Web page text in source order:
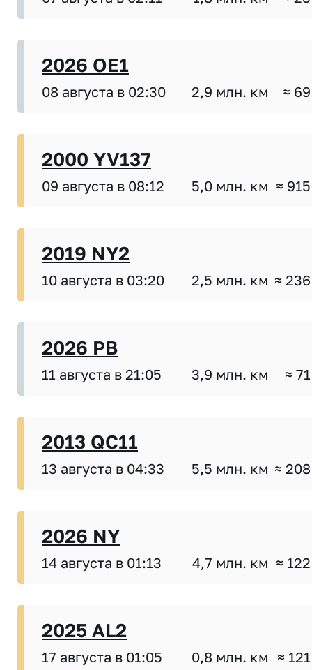
2026 OE1
08 августа в 02:30 2,9 млн. км ≈
2000 YV137
09 августа в 08:12 5,0 млн. км ≈
2019 NY2
10 августа в 03:20 2,5 млн. км ≈
2026 PB
11 августа в 21:05 3,9 млн. км ≈
2013 QC11
13 августа в 04:33 5,5 млн. км ≈
2026 NY
14 августа в 01:13 4,7 млн. км ≈
2025 AL2
17 августа в 01:05 0,8 млн. км ≈